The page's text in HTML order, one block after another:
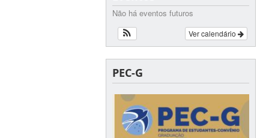
Não há eventos futuros
Ver calendário
PEC-G